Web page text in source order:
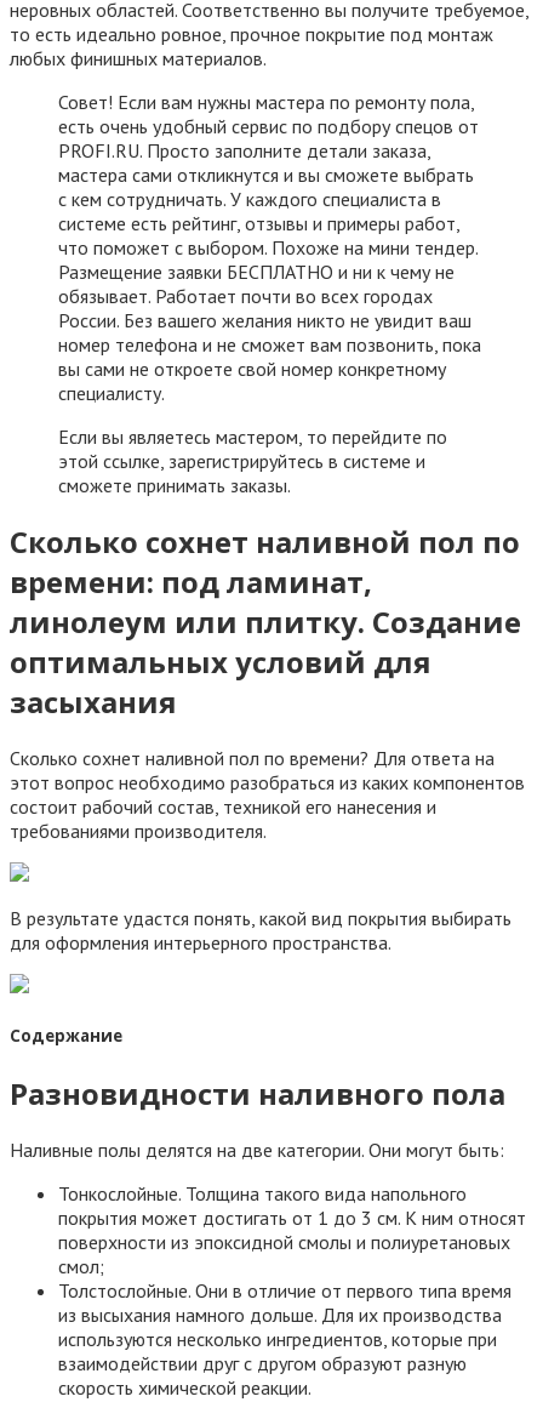
неровных областей. Соответственно вы получите требуемое,
то есть идеально ровное, прочное покрытие под монтаж
любых финишных материалов.
Совет! Если вам нужны мастера по ремонту пола,
есть очень удобный сервис по подбору спецов от
PROFI.RU. Просто заполните детали заказа,
мастера сами откликнутся и вы сможете выбрать
с кем сотрудничать. У каждого специалиста в
системе есть рейтинг, отзывы и примеры работ,
что поможет с выбором. Похоже на мини тендер.
Размещение заявки БЕСПЛАТНО и ни к чему не
обязывает. Работает почти во всех городах
России. Без вашего желания никто не увидит ваш
номер телефона и не сможет вам позвонить, пока
вы сами не откроете свой номер конкретному
специалисту.
Если вы являетесь мастером, то перейдите по
этой ссылке, зарегистрируйтесь в системе и
сможете принимать заказы.
Сколько сохнет наливной пол по
времени: под ламинат,
линолеум или плитку. Создание
оптимальных условий для
засыхания
Сколько сохнет наливной пол по времени? Для ответа на
этот вопрос необходимо разобраться из каких компонентов
состоит рабочий состав, техникой его нанесения и
требованиями производителя.
В результате удастся понять, какой вид покрытия выбирать
для оформления интерьерного пространства.
Содержание
Разновидности наливного пола
Наливные полы делятся на две категории. Они могут быть:
Тонкослойные. Толщина такого вида напольного
покрытия может достигать от 1 до 3 см. К ним относят
поверхности из эпоксидной смолы и полиуретановых
смол;
Толстослойные. Они в отличие от первого типа время
из высыхания намного дольше. Для их производства
используются несколько ингредиентов, которые при
взаимодействии друг с другом образуют разную
скорость химической реакции.